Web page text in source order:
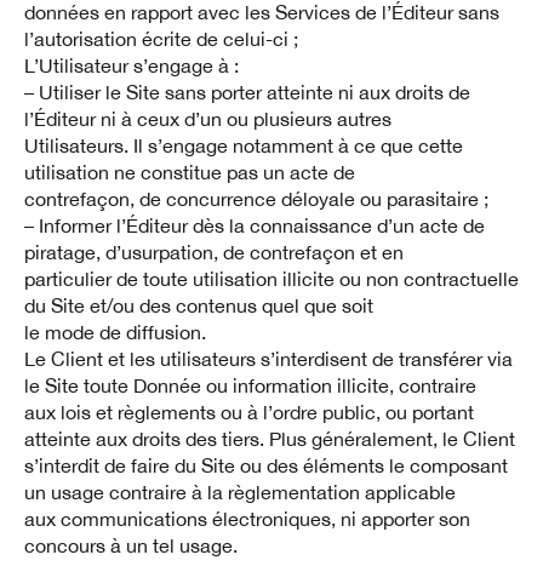
données en rapport avec les Services de l’Éditeur sans
l’autorisation écrite de celui-ci ;
L’Utilisateur s’engage à :
– Utiliser le Site sans porter atteinte ni aux droits de
l’Éditeur ni à ceux d’un ou plusieurs autres
Utilisateurs. Il s’engage notamment à ce que cette
utilisation ne constitue pas un acte de
contrefaçon, de concurrence déloyale ou parasitaire ;
– Informer l’Éditeur dès la connaissance d’un acte de
piratage, d’usurpation, de contrefaçon et en
particulier de toute utilisation illicite ou non contractuelle
du Site et/ou des contenus quel que soit
le mode de diffusion.
Le Client et les utilisateurs s’interdisent de transférer via
le Site toute Donnée ou information illicite, contraire
aux lois et règlements ou à l’ordre public, ou portant
atteinte aux droits des tiers. Plus généralement, le Client
s’interdit de faire du Site ou des éléments le composant
un usage contraire à la règlementation applicable
aux communications électroniques, ni apporter son
concours à un tel usage.